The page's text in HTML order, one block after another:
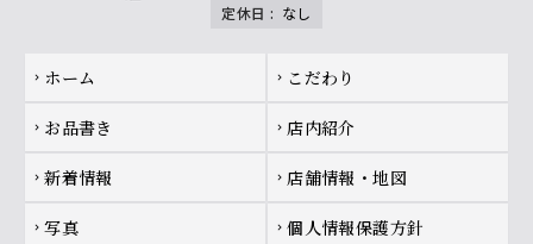
定休日 : なし
Footer navigation
chevron_right ホーム chevron_right こだわり
chevron_right お品書き chevron_right 店内紹介
chevron_right 新着情報 chevron_right 店舗情報・地図
chevron_right 写真 chevron_right 個人情報保護方針